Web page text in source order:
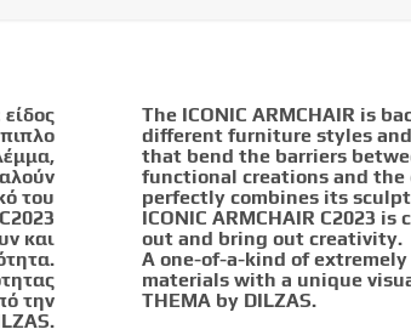
του
και
την
The ICONIC ARMCHAIR is
different furniture styles
that bend the barriers
functional creations and
perfectly combines its
ICONIC ARMCHAIR C2023
out and bring out creativity.
A one-of-a-kind of
materials with a unique
THEMA by DILZAS.